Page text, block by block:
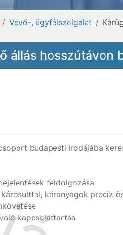
Vevő-, ügyfélszolgálat
állás hosszútávon
budapesti irodájába
feldolgozása
káranyagok precíz
kapcsolattartás